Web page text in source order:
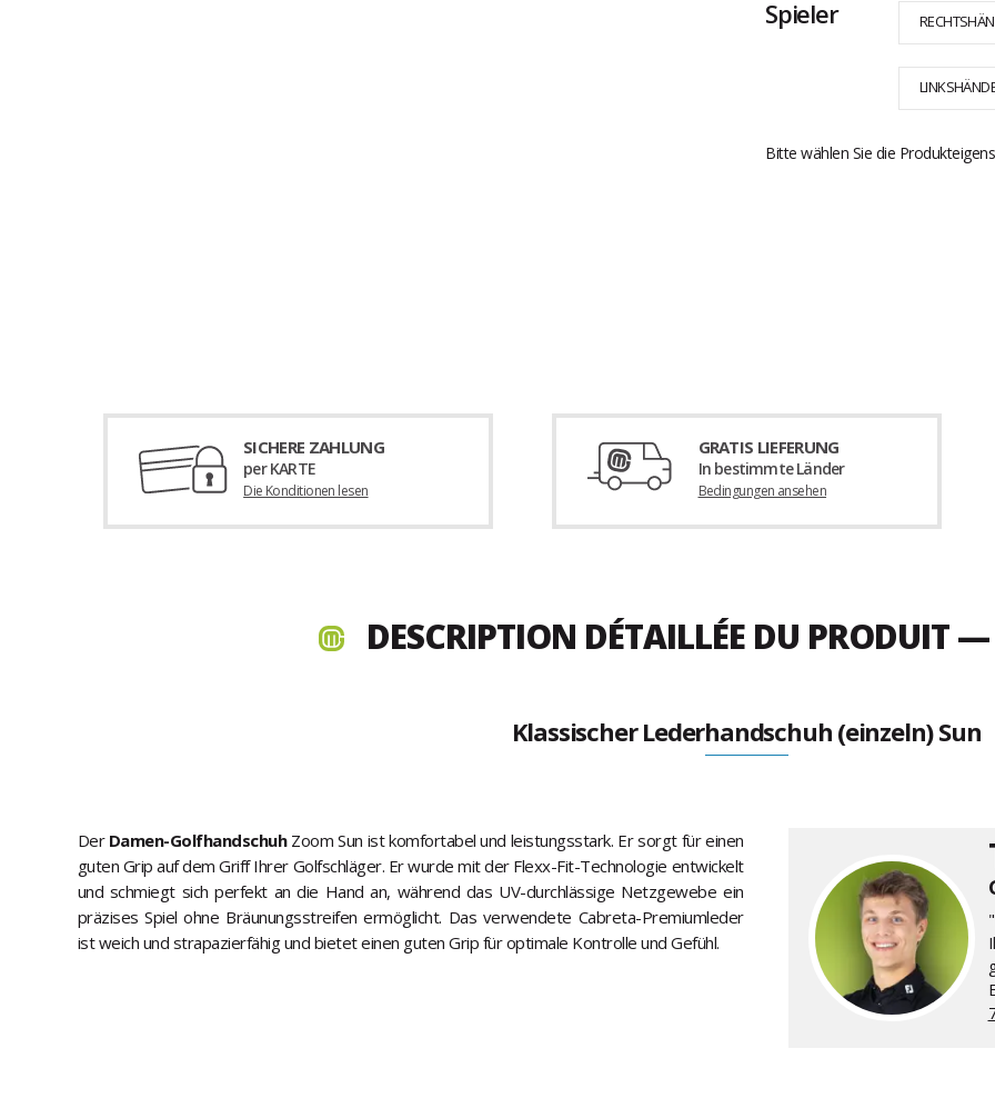
Spieler
Bitte wählen Sie die
SICHERE ZAHLUNG
per KARTE
Die Konditionen lesen
GRATIS LIEFERUNG
In bestimmte Länder
Bedingungen ansehen
DESCRIPTION DÉTAILLÉE DU PRODUIT
Klassischer Lederhandschuh (einzeln) Sun
Der Damen-GolfhandschuhZoom Sun ist komfortabel und leistungsstark. Er sorgt für einen
guten Grip auf dem Griff Ihrer Golfschläger. Er wurde mit der Flexx-Fit-Technologie entwickelt
und schmiegt sich perfekt an die Hand an, während das UV-durchlässige Netzgewebe ein
präzises Spiel ohne Bräunungsstreifen ermöglicht. Das verwendete Cabreta-Premiumleder
ist weich und strapazierfähig und bietet einen guten Grip für optimale Kontrolle und Gefühl.